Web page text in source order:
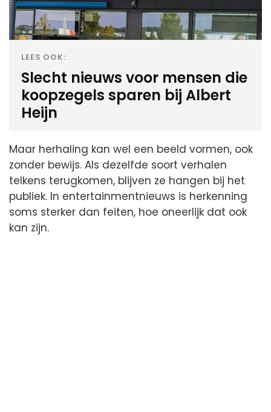
LEES OOK:
Slecht nieuws voor mensen die
koopzegels sparen bij Albert
Heijn
Maar herhaling kan wel een beeld vormen, ook
zonder bewijs. Als dezelfde soort verhalen
telkens terugkomen, blijven ze hangen bij het
publiek. In entertainmentnieuws is herkenning
soms sterker dan feiten, hoe oneerlijk dat ook
kan zijn.